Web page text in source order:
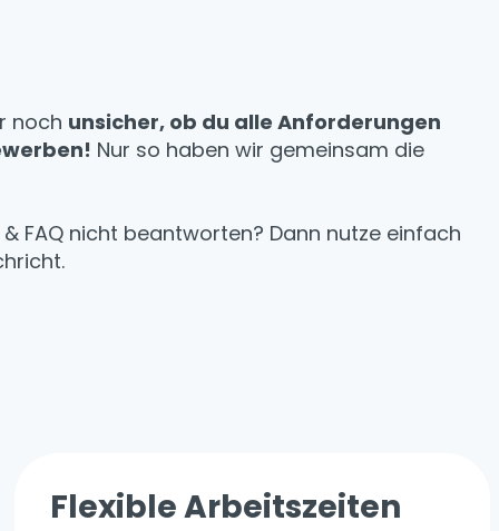
noch unsicher, ob du alle Anforderungen
Nur so haben wir gemeinsam die
FAQ nicht beantworten? Dann nutze einfach
Flexible Arbeitszeiten